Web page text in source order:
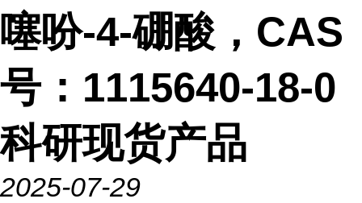
噻吩-4-硼酸，CAS
号：1115640-18-0
科研现货产品
2025-07-29